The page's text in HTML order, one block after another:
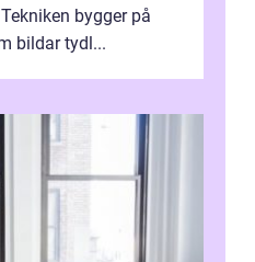
bygger på
bildar tydl...